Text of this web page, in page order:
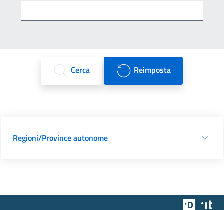
Cerca Reimposta
Regioni/Province autonome
Team